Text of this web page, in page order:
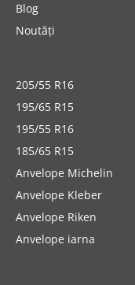
Blog
Noutăți
205/55 R16
195/65 R15
195/55 R16
185/65 R15
Anvelope Michelin
Anvelope Kleber
Anvelope Riken
Anvelope iarna